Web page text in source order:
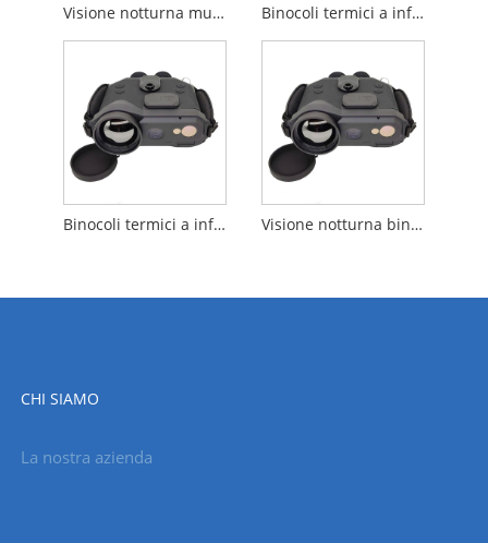
Visione notturna multi-spettrale binocolo con rangefinder Binocoli termici a infrarossi con LRF
Binocoli termici a infrarossi con raggio Visione notturna binoculare di imaging termico con LRF
CHI SIAMO
La nostra azienda